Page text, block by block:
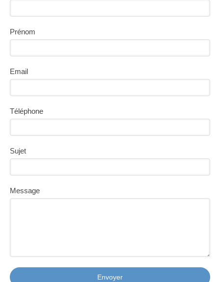
Prénom
Email
Téléphone
Sujet
Message
Envoyer